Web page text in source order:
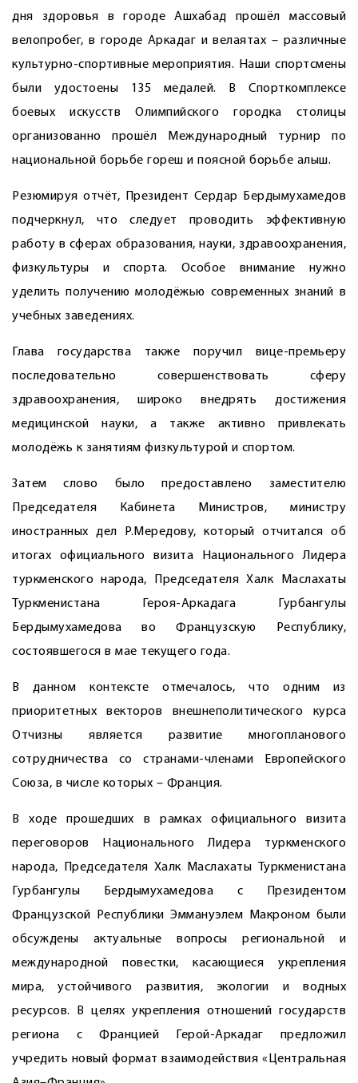
дня здоровья в городе Ашхабад прошёл массовый
велопробег, в городе Аркадаг и велаятах – различные
культурно-спортивные мероприятия. Наши спортсмены
были удостоены 135 медалей. В Спорткомплексе
боевых искусств Олимпийского городка столицы
организованно прошёл Международный турнир по
национальной борьбе гореш и поясной борьбе алыш.
Резюмируя отчёт, Президент Сердар Бердымухамедов
подчеркнул, что следует проводить эффективную
работу в сферах образования, науки, здравоохранения,
физкультуры и спорта. Особое внимание нужно
уделить получению молодёжью современных знаний в
учебных заведениях.
Глава государства также поручил вице-премьеру
последовательно совершенствовать сферу
здравоохранения, широко внедрять достижения
медицинской науки, а также активно привлекать
молодёжь к занятиям физкультурой и спортом.
Затем слово было предоставлено заместителю
Председателя Кабинета Министров, министру
иностранных дел Р.Мередову, который отчитался об
итогах официального визита Национального Лидера
туркменского народа, Председателя Халк Маслахаты
Туркменистана Героя-Аркадага Гурбангулы
Бердымухамедова во Французскую Республику,
состоявшегося в мае текущего года.
В данном контексте отмечалось, что одним из
приоритетных векторов внешнеполитического курса
Отчизны является развитие многопланового
сотрудничества со странами-членами Европейского
Союза, в числе которых – Франция.
В ходе прошедших в рамках официального визита
переговоров Национального Лидера туркменского
народа, Председателя Халк Маслахаты Туркменистана
Гурбангулы Бердымухамедова с Президентом
Французской Республики Эммануэлем Макроном были
обсуждены актуальные вопросы региональной и
международной повестки, касающиеся укрепления
мира, устойчивого развития, экологии и водных
ресурсов. В целях укрепления отношений государств
региона с Францией Герой-Аркадаг предложил
учредить новый формат взаимодействия «Центральная